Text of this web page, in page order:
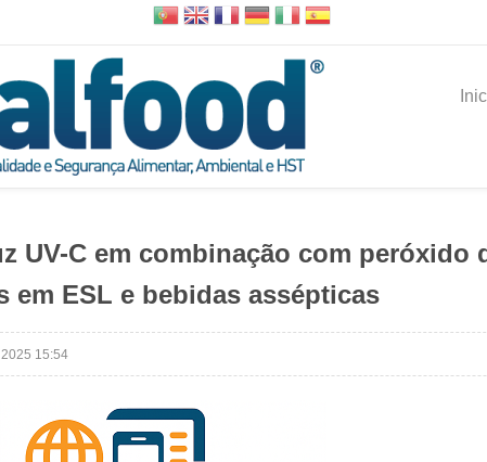
UV-C em combinação com
em ESL e bebidas assépticas
15:54